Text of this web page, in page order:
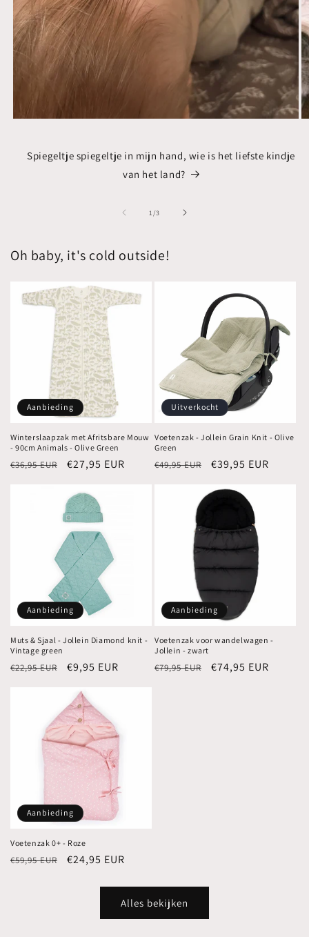
Spiegeltje spiegeltje in mijn hand, wie is het liefste kindje
van het land?
1 /van
3
Oh baby, it's cold outside!
Aanbieding
Winterslaapzak met Afritsbare Mouw
- 90cm Animals - Olive Green
Normale
€36,95 EUR Aanbiedingsprijs
€27,95 EUR
Uitverkocht
Voetenzak - Jollein Grain Knit - Olive
Green
Normale
€49,95 EUR Aanbiedingsprijs
€39,95 EUR
Aanbieding
Muts & Sjaal - Jollein Diamond knit -
Vintage green
Normale
€22,95 EUR Aanbiedingsprijs
€9,95 EUR
Aanbieding
Voetenzak voor wandelwagen -
Jollein - zwart
Normale
€79,95 EUR Aanbiedingsprijs
€74,95 EUR
Aanbieding
Voetenzak 0+ - Roze
Normale
€59,95 EUR Aanbiedingsprijs
€24,95 EUR
Alles bekijken